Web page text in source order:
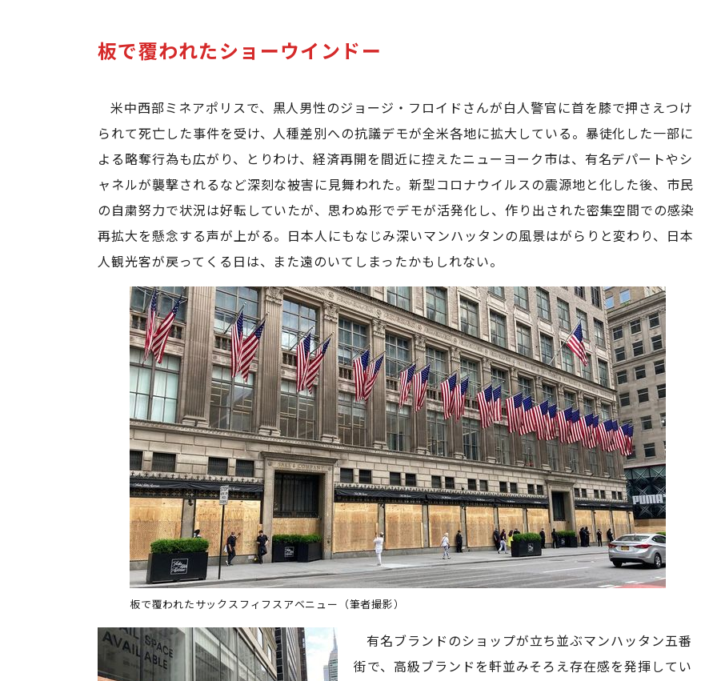
板で覆われたショーウインドー
米中西部ミネアポリスで、黒人男性のジョージ・フロイドさんが白人警官に首を膝で押さえつけ
られて死亡した事件を受け、人種差別への抗議デモが全米各地に拡大している。暴徒化した一部に
よる略奪行為も広がり、とりわけ、経済再開を間近に控えたニューヨーク市は、有名デパートやシ
ャネルが襲撃されるなど深刻な被害に見舞われた。新型コロナウイルスの震源地と化した後、市民
の自粛努力で状況は好転していたが、思わぬ形でデモが活発化し、作り出された密集空間での感染
再拡大を懸念する声が上がる。日本人にもなじみ深いマンハッタンの風景はがらりと変わり、日本
人観光客が戻ってくる日は、また遠のいてしまったかもしれない。
板で覆われたサックスフィフスアベニュー（筆者撮影）
有名ブランドのショップが立ち並ぶマンハッタン五番
街で、高級ブランドを軒並みそろえ存在感を発揮してい